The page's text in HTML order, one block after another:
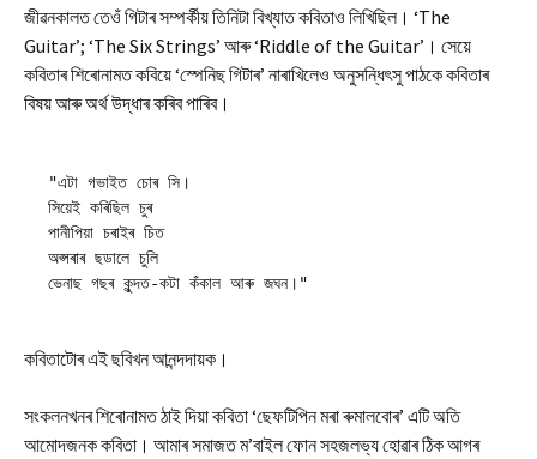
জীৱনকালত তেওঁ গিটাৰ সম্পৰ্কীয় তিনিটা বিখ্যাত কবিতাও লিখিছিল। ‘The
Guitar’; ‘The Six Strings’ আৰু ‘Riddle of the Guitar’। সেয়ে
কবিতাৰ শিৰোনামত কবিয়ে ‘স্পেনিছ গিটাৰ’ নাৰাখিলেও অনুসন্ধিৎসু পাঠকে কবিতাৰ
বিষয় আৰু অৰ্থ উদ্ধাৰ কৰিব পাৰিব।
"এটা গভাইত চোৰ সি।
সিয়েই কৰিছিল চুৰ
পানীপিয়া চৰাইৰ চিত
অপ্সৰাৰ ছডালে চুলি
ভেনাছ গছৰ কুন্দত-কটা কঁকাল আৰু জঘন।"
কবিতাটোৰ এই ছবিখন আনন্দদায়ক।
সংকলনখনৰ শিৰোনামত ঠাই দিয়া কবিতা ‘ছেফটিপিন মৰা ৰুমালবোৰ’ এটি অতি
আমোদজনক কবিতা। আমাৰ সমাজত ম’বাইল ফোন‌ সহজলভ্য হোৱাৰ ঠিক আগৰ